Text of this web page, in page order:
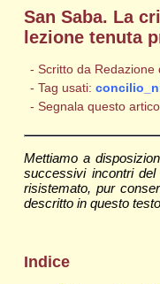
San Saba. La
lezione tenuta
- Scritto da Redazione
- Tag usati:
- Segnala questo
Mettiamo a
successivi incontri
risistemato, pur
descritto in questo
Indice